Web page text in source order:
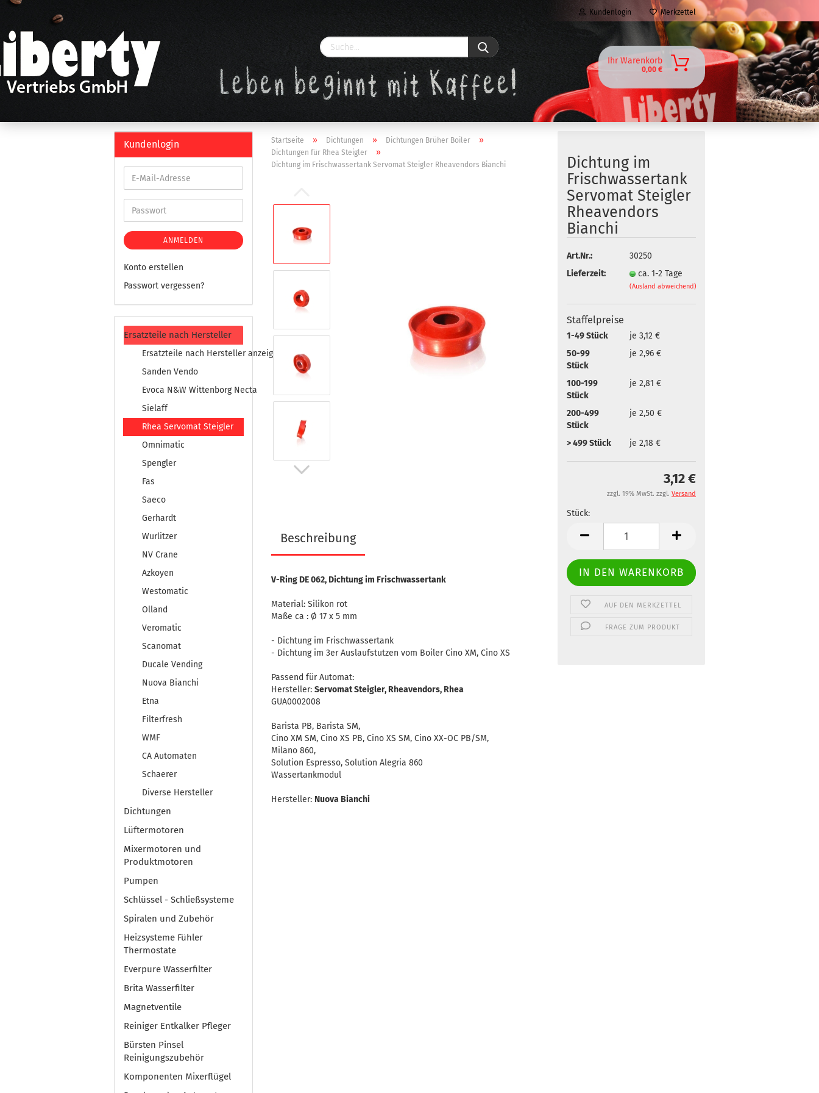
Kundenlogin Merkzettel
Ihr Warenkorb
0,00 €
Startseite » Dichtungen » Dichtungen Brüher Boiler »
Dichtungen für Rhea Steigler »
Dichtung im Frischwassertank Servomat Steigler Rheavendors Bianchi
Dichtung im
Frischwassertank
Servomat Steigler
Rheavendors
Bianchi
Art.Nr.:
30250
Lieferzeit:
ca. 1-2 Tage
(Ausland abweichend)
Staffelpreise
1-49 Stück
je 3,12 €
50-99
Stück
je 2,96 €
100-199
Stück
je 2,81 €
200-499
Stück
je 2,50 €
> 499 Stück je 2,18 €
3,12 €
zzgl. 19% MwSt. zzgl. Versand
Stück:
Stück
AUF DEN MERKZETTEL
FRAGE ZUM PRODUKT
Beschreibung
V-Ring DE 062, Dichtung im Frischwassertank
Material: Silikon rot
Maße ca : Ø 17 x 5 mm
- Dichtung im Frischwassertank
- Dichtung im 3er Auslaufstutzen vom Boiler Cino XM, Cino XS
Passend für Automat:
Hersteller: Servomat Steigler, Rheavendors, Rhea
GUA0002008
Barista PB, Barista SM,
Cino XM SM, Cino XS PB, Cino XS SM, Cino XX-OC PB/SM,
Milano 860,
Solution Espresso, Solution Alegria 860
Wassertankmodul
Hersteller: Nuova Bianchi
Kundenlogin
ANMELDEN
Konto erstellen
Passwort vergessen?
Ersatzteile nach Hersteller
Ersatzteile nach Hersteller anzeigen
Sanden Vendo
Evoca N&W Wittenborg Necta
Sielaff
Rhea Servomat Steigler
Omnimatic
Spengler
Fas
Saeco
Gerhardt
Wurlitzer
NV Crane
Azkoyen
Westomatic
Olland
Veromatic
Scanomat
Ducale Vending
Nuova Bianchi
Etna
Filterfresh
WMF
CA Automaten
Schaerer
Diverse Hersteller
Dichtungen
Lüftermotoren
Mixermotoren und
Produktmotoren
Pumpen
Schlüssel - Schließsysteme
Spiralen und Zubehör
Heizsysteme Fühler
Thermostate
Everpure Wasserfilter
Brita Wasserfilter
Magnetventile
Reiniger Entkalker Pfleger
Bürsten Pinsel
Reinigungszubehör
Komponenten Mixerflügel